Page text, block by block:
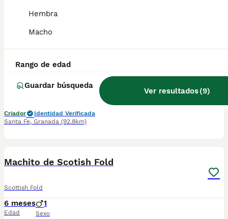
Hembra
Macho
Rango de edad
Guardar búsqueda
Ver resultados(9)
7 meses 2
Criador
Identidad Verificada
Santa Fe, Granada (92.8km)
Machito de Scotish Fold
Scottish Fold
6 meses
Edad
1
Sexo